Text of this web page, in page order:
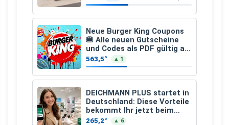
Neue Burger King Coupons
🍔 Alle neuen Gutscheine
und Codes als PDF gültig ab
25.07.2026 bis 04.09.2026
563,5° ▲ 1
DEICHMANN PLUS startet in
Deutschland: Diese Vorteile
bekommt Ihr jetzt beim
Schuhkauf
265,2° ▲ 6